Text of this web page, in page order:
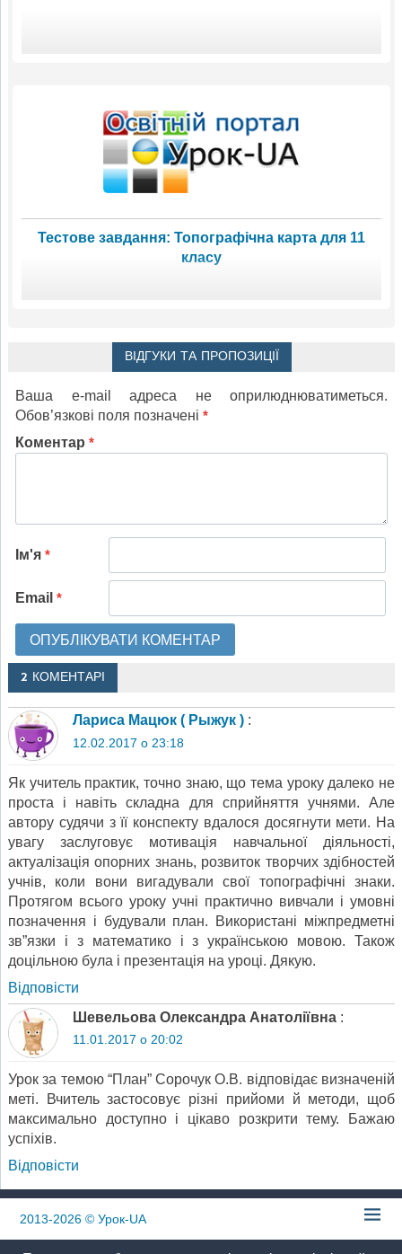
Тестове завдання: Топографічна карта для 11
класу
ВІДГУКИ ТА ПРОПОЗИЦІЇ
Ваша e-mail адреса не оприлюднюватиметься.
Обов’язкові поля позначені *
Коментар *
Ім'я *
Email *
2 КОМЕНТАРІ
Лариса Мацюк ( Рыжук ) :
12.02.2017 о 23:18
Як учитель практик, точно знаю, що тема уроку далеко не
проста і навіть складна для сприйняття учнями. Але
автору судячи з її конспекту вдалося досягнути мети. На
увагу заслуговує мотивація навчальної діяльності,
актуалізація опорних знань, розвиток творчих здібностей
учнів, коли вони вигадували свої топографічні знаки.
Протягом всього уроку учні практично вивчали і умовні
позначення і будували план. Використані міжпредметні
зв”язки і з математико і з українською мовою. Також
доцільною була і презентація на уроці. Дякую.
Відповіcти
Шевельова Олександра Анатоліївна :
11.01.2017 о 20:02
Урок за темою “План” Сорочук О.В. відповідає визначеній
меті. Вчитель застосовує різні прийоми й методи, щоб
максимально доступно і цікаво розкрити тему. Бажаю
успіхів.
Відповіcти
2013-2026© Урок-UA